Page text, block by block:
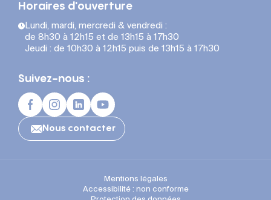
Horaires d'ouverture
Lundi, mardi, mercredi & vendredi :
de 8h30 à 12h15 et de 13h15 à 17h30
Jeudi : de 10h30 à 12h15 puis de 13h15 à 17h30
Suivez-nous :
Nous contacter
Mentions légales
Accessibilité : non conforme